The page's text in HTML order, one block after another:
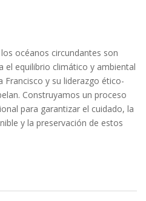
océanos circundantes son
equilibrio climático y ambiental
Francisco y su liderazgo ético-
Construyamos un proceso
para garantizar el cuidado, la
y la preservación de estos